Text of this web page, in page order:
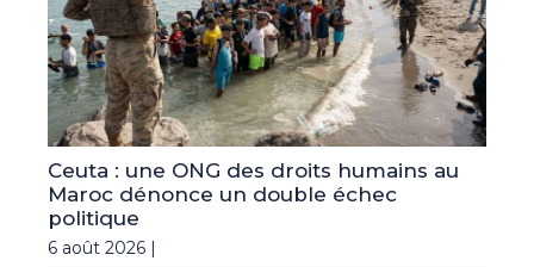
Ceuta : une ONG des droits humains au
Maroc dénonce un double échec
politique
6 août 2026 |